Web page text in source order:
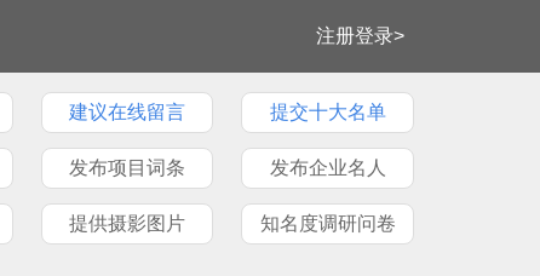
注册登录>
建议在线留言 提交十大名单
发布项目词条 发布企业名人
提供摄影图片 知名度调研问卷